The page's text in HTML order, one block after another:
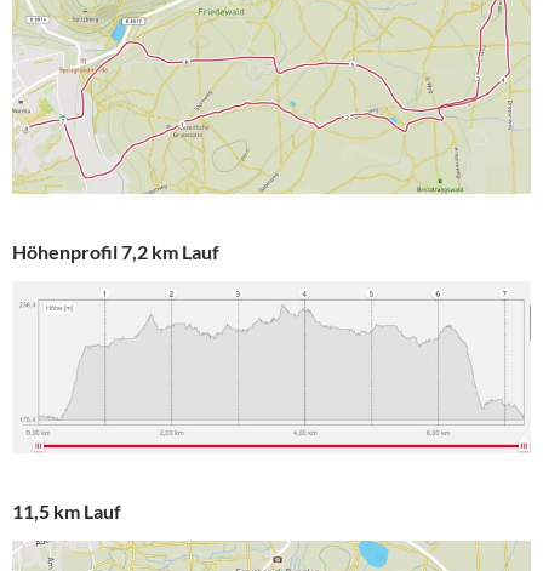
Höhenprofil 7,2 km Lauf
11,5 km Lauf